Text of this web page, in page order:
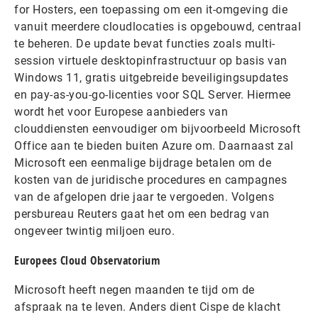
for Hosters, een toepassing om een it-omgeving die
vanuit meerdere cloudlocaties is opgebouwd, centraal
te beheren. De update bevat functies zoals multi-
session virtuele desktopinfrastructuur op basis van
Windows 11, gratis uitgebreide beveiligingsupdates
en pay-as-you-go-licenties voor SQL Server. Hiermee
wordt het voor Europese aanbieders van
clouddiensten eenvoudiger om bijvoorbeeld Microsoft
Office aan te bieden buiten Azure om. Daarnaast zal
Microsoft een eenmalige bijdrage betalen om de
kosten van de juridische procedures en campagnes
van de afgelopen drie jaar te vergoeden. Volgens
persbureau Reuters gaat het om een bedrag van
ongeveer twintig miljoen euro.
Europees Cloud Observatorium
Microsoft heeft negen maanden te tijd om de
afspraak na te leven. Anders dient Cispe de klacht